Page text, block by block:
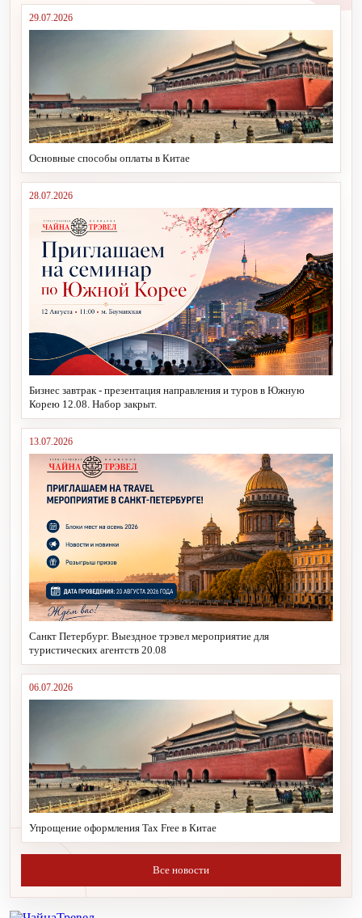
29.07.2026
Основные способы оплаты в Китае
28.07.2026
Бизнес завтрак - презентация направления и туров в Южную
Корею 12.08. Набор закрыт.
13.07.2026
Санкт Петербург. Выездное трэвел мероприятие для
туристических агентств 20.08
06.07.2026
Упрощение оформления Tax Free в Китае
Все новости